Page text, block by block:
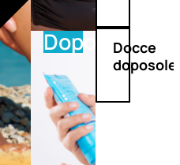
Doposole
Docce
doposole